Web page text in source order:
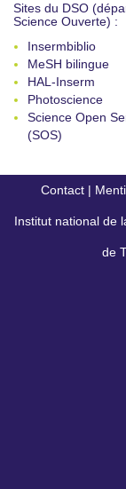
Sites du DSO
Science Ouverte) :
Insermbiblio
MeSH bilingue
HAL-Inserm
Photoscience
Science Open
(SOS)
Contact |
Institut national de
de